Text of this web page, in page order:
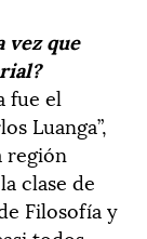
vez que
fue el
Luanga”,
región
clase de
Filosofía y